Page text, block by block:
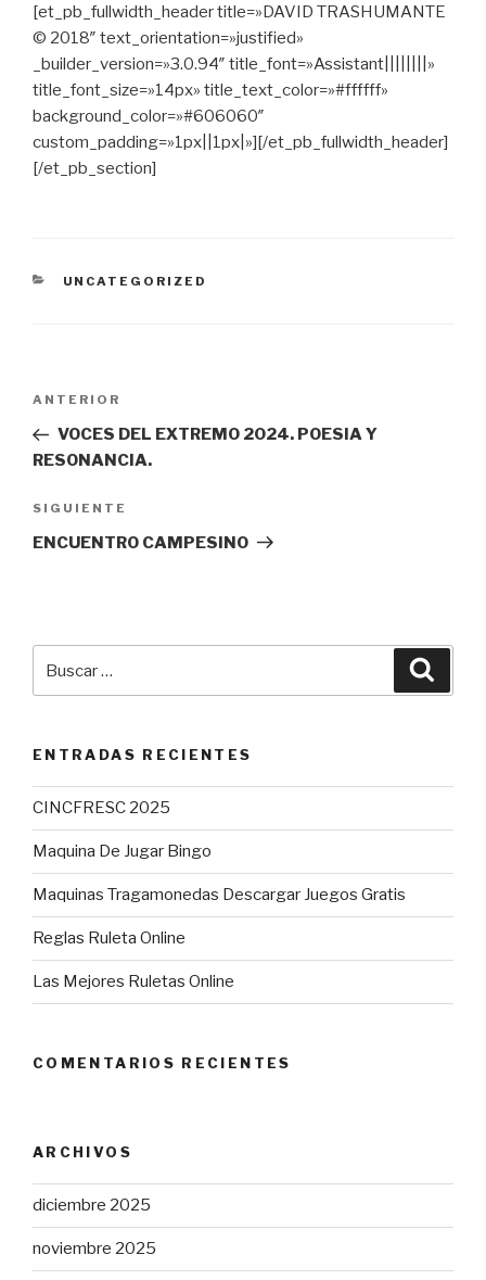
[et_pb_fullwidth_header title=»DAVID TRASHUMANTE
© 2018″ text_orientation=»justified»
_builder_version=»3.0.94″ title_font=»Assistant||||||||»
title_font_size=»14px» title_text_color=»#ffffff»
background_color=»#606060″
custom_padding=»1px||1px|»][/et_pb_fullwidth_header]
[/et_pb_section]
CATEGORÍAS
UNCATEGORIZED
Navegación
entradas
Entrada
anterior:
ANTERIOR
VOCES DEL EXTREMO 2024. POESIA Y
RESONANCIA.
Siguiente
entrada
SIGUIENTE
ENCUENTRO CAMPESINO
ENTRADAS RECIENTES
CINCFRESC 2025
Maquina De Jugar Bingo
Maquinas Tragamonedas Descargar Juegos Gratis
Reglas Ruleta Online
Las Mejores Ruletas Online
COMENTARIOS RECIENTES
ARCHIVOS
diciembre 2025
noviembre 2025